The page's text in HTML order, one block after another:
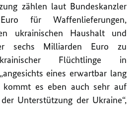
zählen laut Bundeskanzler
für Waffenlieferungen,
ukrainischen Haushalt und
sechs Milliarden Euro zu
Flüchtlinge in
eines erwartbar lang
kommt es eben auch sehr auf
Unterstützung der Ukraine“,